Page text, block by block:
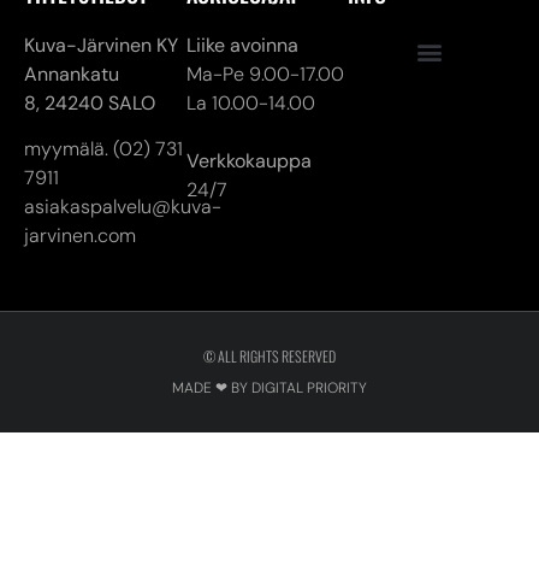
asiakaspalvelu@kuva-
jarvinen.com
Verkkokauppa
24/7
© ALL RIGHTS RESERVED